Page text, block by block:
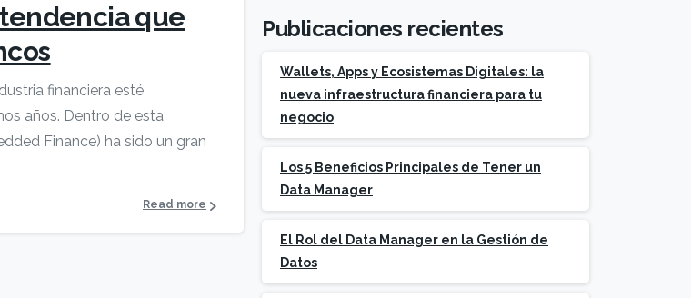
que
financiera esté
años. Dentro de esta
Finance) ha sido un gran
Read more
Publicaciones recientes
Wallets, Apps y Ecosistemas Digitales: la
nueva infraestructura financiera para tu
negocio
Los 5 Beneficios Principales de Tener un
Data Manager
El Rol del Data Manager en la Gestión de
Datos